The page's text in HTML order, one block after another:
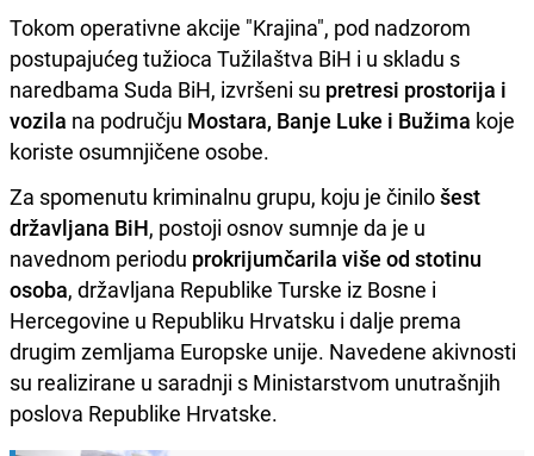
Tokom operativne akcije "Krajina", pod nadzorom
postupajućeg tužioca Tužilaštva BiH i u skladu s
naredbama Suda BiH, izvršeni su pretresi prostorija i
vozila na području Mostara, Banje Luke i Bužima koje
koriste osumnjičene osobe.
Za spomenutu kriminalnu grupu, koju je činilošest
državljana BiH, postoji osnov sumnje da je u
navednom periodu prokrijumčarila više od stotinu
osoba, državljana Republike Turske iz Bosne i
Hercegovine u Republiku Hrvatsku i dalje prema
drugim zemljama Europske unije. Navedene akivnosti
su realizirane u saradnji s Ministarstvom unutrašnjih
poslova Republike Hrvatske.